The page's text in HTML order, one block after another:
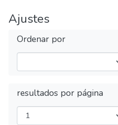
Ajustes
Ordenar por
resultados por página